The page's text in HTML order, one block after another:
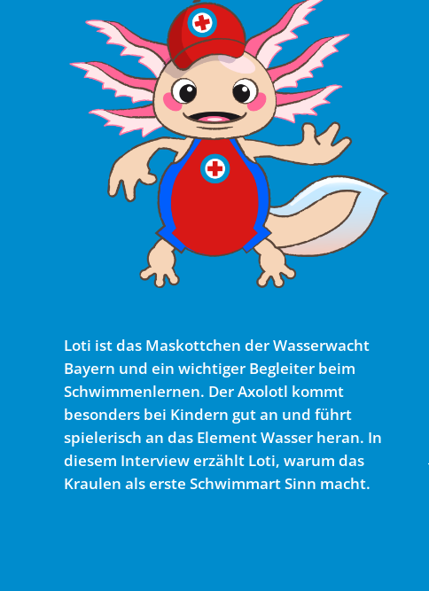
Loti ist das Maskottchen der Wasserwacht
Bayern und ein wichtiger Begleiter beim
Schwimmenlernen. Der Axolotl kommt
besonders bei Kindern gut an und führt
spielerisch an das Element Wasser heran. In
diesem Interview erzählt Loti, warum das
Kraulen als erste Schwimmart Sinn macht.